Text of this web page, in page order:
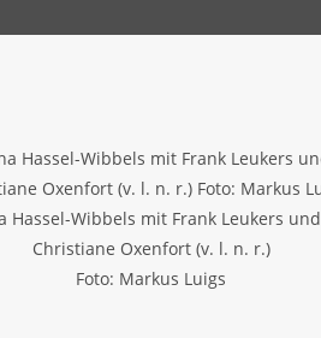
Hassel-Wibbels mit Frank Leukers und
Christiane Oxenfort (v. l. n. r.)
Foto: Markus Luigs